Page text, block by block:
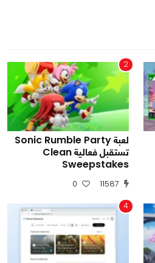
2
لعبة Sonic Rumble Party
تستقبل فعالية Clean
Sweepstakes
11587
0
4